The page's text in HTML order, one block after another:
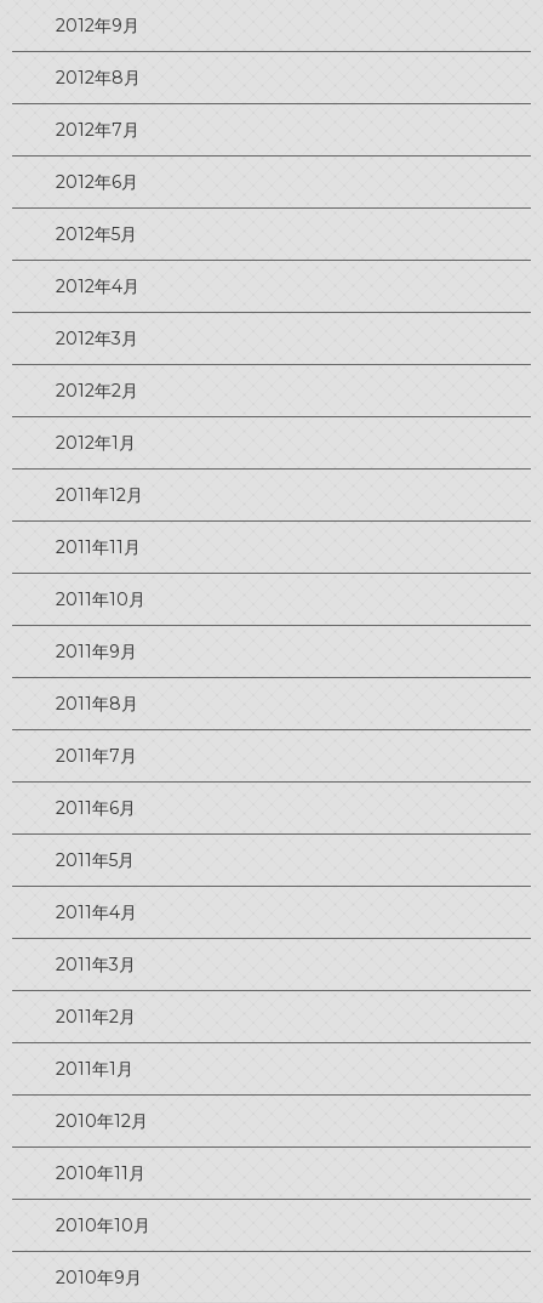
2012年9月
2012年8月
2012年7月
2012年6月
2012年5月
2012年4月
2012年3月
2012年2月
2012年1月
2011年12月
2011年11月
2011年10月
2011年9月
2011年8月
2011年7月
2011年6月
2011年5月
2011年4月
2011年3月
2011年2月
2011年1月
2010年12月
2010年11月
2010年10月
2010年9月